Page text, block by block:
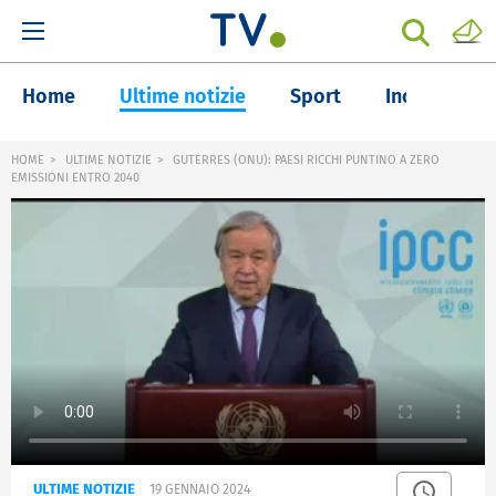
Home Ultime notizie Sport Inchieste
HOME ULTIME NOTIZIE
GUTERRES (ONU): PAESI RICCHI PUNTINO A ZERO
EMISSIONI ENTRO 2040
ULTIME NOTIZIE 19 GENNAIO 2024